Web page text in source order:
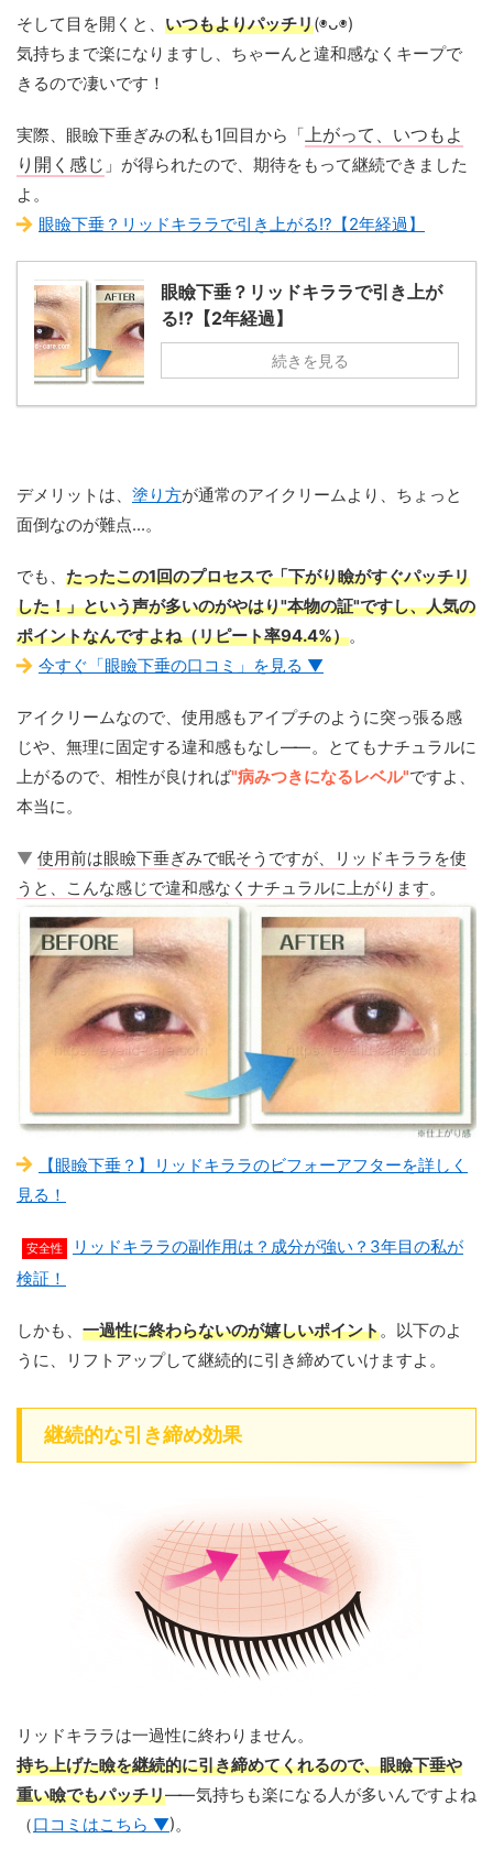
そして目を開くと、 いつもよりパッチリ(◉ᴗ◉)
気持ちまで楽になりますし、ちゃーんと違和感なくキープで
きるので凄いです！
実際、眼瞼下垂ぎみの私も1回目から「上がって、いつもよ
り開く感じ 」が得られたので、期待をもって継続できました
よ。
眼瞼下垂？リッドキララで引き上がる!?【2年経過】
眼瞼下垂？リッドキララで引き上が
る!?【2年経過】
続きを見る
デメリットは、 塗り方が通常のアイクリームより、ちょっと
面倒なのが難点...。
でも、 たったこの1回のプロセスで「下がり瞼がすぐパッチリ
した！」という声が多いのがやはり"本物の証"ですし、人気の
ポイントなんですよね（リピート率94.4%）。
今すぐ「眼瞼下垂の口コミ」を見る ▼
アイクリームなので、使用感もアイプチのように突っ張る感
じや、無理に固定する違和感もなし——。とてもナチュラルに
上がるので、相性が良ければ"病みつきになるレベル"ですよ、
本当に。
▼ 使用前は眼瞼下垂ぎみで眠そうですが、リッドキララを使
うと、こんな感じで違和感なくナチュラルに上がります。
【眼瞼下垂？】リッドキララのビフォーアフターを詳しく
見る！
安全性
リッドキララの副作用は？成分が強い？3年目の私が
検証！
しかも、 一過性に終わらないのが嬉しいポイント。以下のよ
うに、リフトアップして継続的に引き締めていけますよ。
継続的な引き締め効果
リッドキララは一過性に終わりません。
持ち上げた瞼を継続的に引き締めてくれるので、眼瞼下垂や
重い瞼でもパッチリ——気持ちも楽になる人が多いんですよね
（口コミはこちら ▼)。